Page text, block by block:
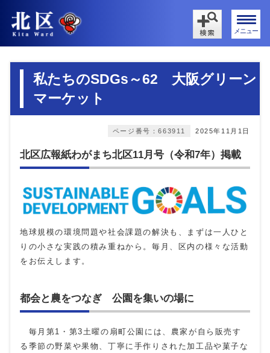
メニュー
私たちのSDGs～62 大阪グリーン
マーケット
2025年11月1日
ページ番号：663911
北区広報紙わがまち北区11月号（令和7年）掲載
地球規模の環境問題や社会課題の解決も、まずは一人ひと
りの小さな実践の積み重ねから。毎月、区内の様々な活動
をお伝えします。
都会と農をつなぎ 公園を集いの場に
毎月第1・第3土曜の扇町公園には、農家が自ら販売す
る季節の野菜や果物、丁寧に手作りされた加工品や菓子な